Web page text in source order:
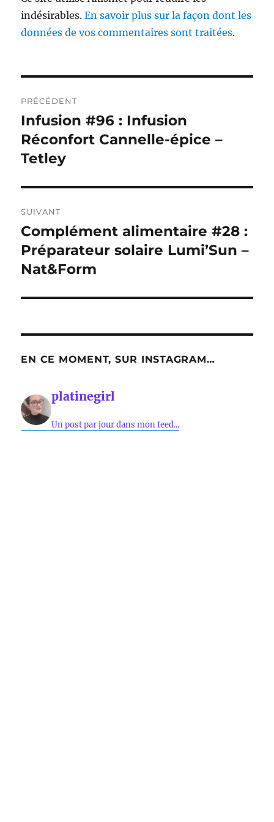
indésirables.En savoir plus sur la façon dont les
données de vos commentaires sont traitées.
de
l’article
PRÉCÉDENT
Publication
précédente :
Infusion #96 : Infusion
Réconfort Cannelle-épice –
Tetley
SUIVANT
Publication
suivante :
Complément alimentaire #28 :
Préparateur solaire Lumi’Sun –
Nat&Form
EN CE MOMENT, SUR INSTAGRAM…
platinegirl
Un post par jour dans mon feed...